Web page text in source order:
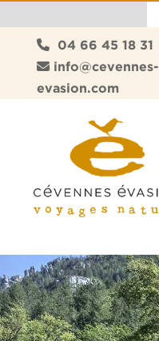
04 66 45 18 31
info@cevennes-
evasion.com